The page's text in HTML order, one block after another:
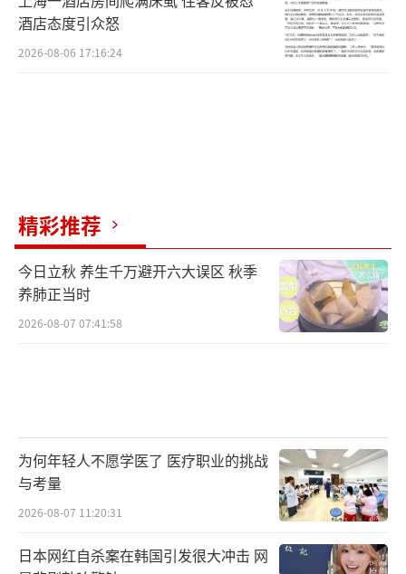
酒店态度引众怒
2026-08-06 17:16:24
精彩推荐
今日立秋 养生千万避开六大误区 秋季
养肺正当时
2026-08-07 07:41:58
为何年轻人不愿学医了 医疗职业的挑战
与考量
2026-08-07 11:20:31
日本网红自杀案在韩国引发很大冲击 网